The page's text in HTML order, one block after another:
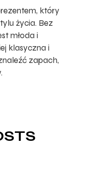
który
życia. Bez
młoda i
klasyczna i
zapach,